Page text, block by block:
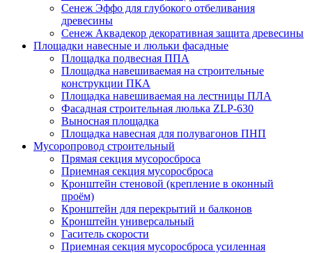
Сенеж Эффо для глубокого отбеливания
древесины
Сенеж Аквадекор декоративная защита древесины
Площадки навесные и люльки фасадные
Площадка подвесная ППА
Площадка навешиваемая на строительные
конструкции ПКА
Площадка навешиваемая на лестницы ПЛА
Фасадная строительная люлька ZLP-630
Выносная площадка
Площадка навесная для полувагонов ПНП
Мусоропровод строительный
Прямая секция мусоросброса
Приемная секция мусоросброса
Кронштейн стеновой (крепление в оконный
проём)
Кронштейн для перекрытий и балконов
Кронштейн универсальный
Гаситель скорости
Приемная секция мусоросброса усиленная